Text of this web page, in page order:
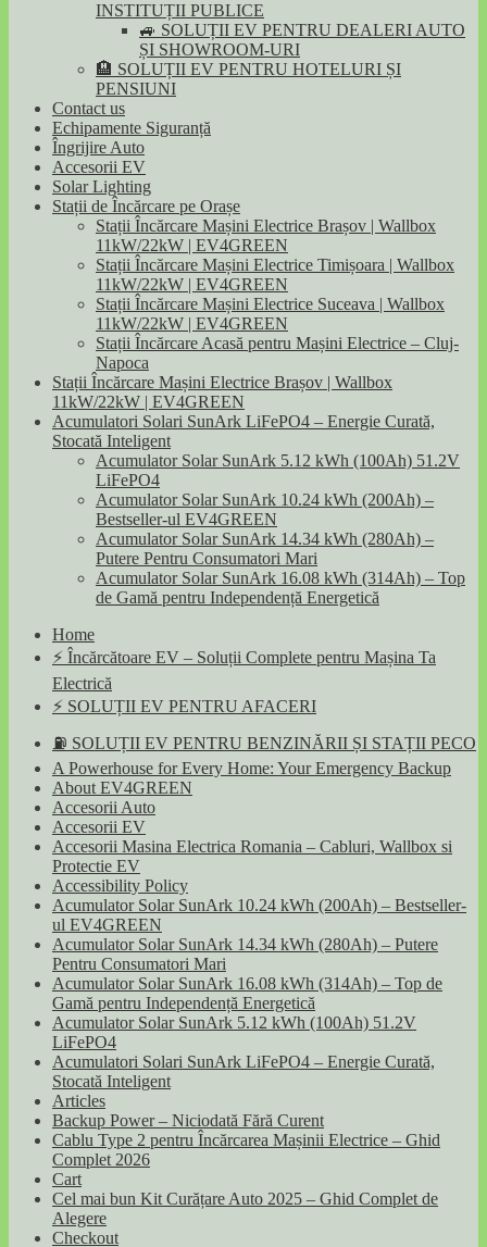
INSTITUȚII PUBLICE
🚙 SOLUȚII EV PENTRU DEALERI AUTO
ȘI SHOWROOM-URI
🏨 SOLUȚII EV PENTRU HOTELURI ȘI
PENSIUNI
Contact us
Echipamente Siguranță
Îngrijire Auto
Accesorii EV
Solar Lighting
Stații de Încărcare pe Orașe
Stații Încărcare Mașini Electrice Brașov | Wallbox
11kW/22kW | EV4GREEN
Stații Încărcare Mașini Electrice Timișoara | Wallbox
11kW/22kW | EV4GREEN
Stații Încărcare Mașini Electrice Suceava | Wallbox
11kW/22kW | EV4GREEN
Stații Încărcare Acasă pentru Mașini Electrice – Cluj-
Napoca
Stații Încărcare Mașini Electrice Brașov | Wallbox
11kW/22kW | EV4GREEN
Acumulatori Solari SunArk LiFePO4 – Energie Curată,
Stocată Inteligent
Acumulator Solar SunArk 5.12 kWh (100Ah) 51.2V
LiFePO4
Acumulator Solar SunArk 10.24 kWh (200Ah) –
Bestseller-ul EV4GREEN
Acumulator Solar SunArk 14.34 kWh (280Ah) –
Putere Pentru Consumatori Mari
Acumulator Solar SunArk 16.08 kWh (314Ah) – Top
de Gamă pentru Independență Energetică
Home
⚡ Încărcătoare EV – Soluții Complete pentru Mașina Ta
Electrică
⚡ SOLUȚII EV PENTRU AFACERI
⛽ SOLUȚII EV PENTRU BENZINĂRII ȘI STAȚII PECO
A Powerhouse for Every Home: Your Emergency Backup
About EV4GREEN
Accesorii Auto
Accesorii EV
Accesorii Masina Electrica Romania – Cabluri, Wallbox si
Protectie EV
Accessibility Policy
Acumulator Solar SunArk 10.24 kWh (200Ah) – Bestseller-
ul EV4GREEN
Acumulator Solar SunArk 14.34 kWh (280Ah) – Putere
Pentru Consumatori Mari
Acumulator Solar SunArk 16.08 kWh (314Ah) – Top de
Gamă pentru Independență Energetică
Acumulator Solar SunArk 5.12 kWh (100Ah) 51.2V
LiFePO4
Acumulatori Solari SunArk LiFePO4 – Energie Curată,
Stocată Inteligent
Articles
Backup Power – Niciodată Fără Curent
Cablu Type 2 pentru Încărcarea Mașinii Electrice – Ghid
Complet 2026
Cart
Cel mai bun Kit Curățare Auto 2025 – Ghid Complet de
Alegere
Checkout